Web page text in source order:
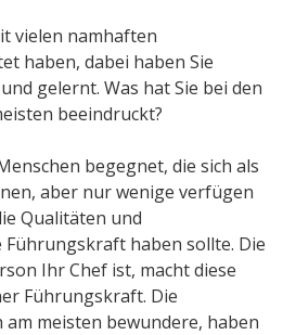
vielen namhaften
haben, dabei haben Sie
gelernt. Was hat Sie bei den
beeindruckt?
begegnet, die sich als
aber nur wenige verfügen
Qualitäten und
Führungskraft haben sollte. Die
Ihr Chef ist, macht diese
Führungskraft. Die
meisten bewundere, haben